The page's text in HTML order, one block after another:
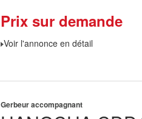
Prix sur demande
Voir l'annonce en détail
Gerbeur accompagnant